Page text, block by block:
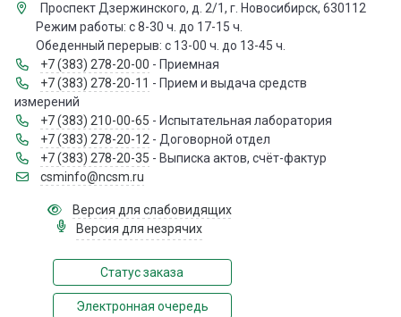
Проспект Дзержинского, д. 2/1, г. Новосибирск, 630112
Режим работы: с 8-30 ч. до 17-15 ч.
Обеденный перерыв: с 13-00 ч. до 13-45 ч.
+7 (383) 278-20-00 - Приемная
+7 (383) 278-20-11 - Прием и выдача средств
измерений
+7 (383) 210-00-65 - Испытательная лаборатория
+7 (383) 278-20-12 - Договорной отдел
+7 (383) 278-20-35 - Выписка актов, счёт-фактур
csminfo@ncsm.ru
Версия для слабовидящих
Версия для незрячих
Статус заказа
Электронная очередь